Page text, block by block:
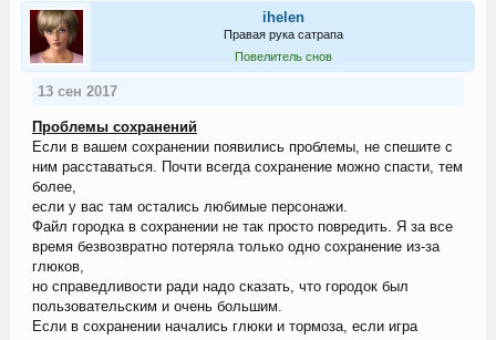
ihelen
Правая рука сатрапа
Повелитель снов
13 сен 2017
Проблемы сохранений
Если в вашем сохранении появились проблемы, не спешите с
ним расcтаваться. Почти всегда сохранение можно спасти, тем
более,
если у вас там остались любимые персонажи.
Файл городка в сохранении не так просто повредить. Я за все
время безвозвратно потеряла только одно сохранение из-за
глюков,
но справедливости ради надо сказать, что городок был
пользовательским и очень большим.
Если в сохранении начались глюки и тормоза, если игра